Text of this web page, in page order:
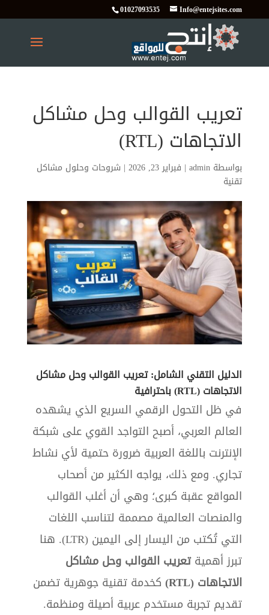
01027093535 Info@entejsites.com
تعريب القوالب وحل مشاكل
الاتجاهات (RTL)
بواسطة admin
| فبراير 23, 2026 | شروحات وحلول مشاكل
تقنية
الدليل التقني الشامل: تعريب القوالب وحل مشاكل
الاتجاهات (RTL) باحترافية
في ظل التحول الرقمي السريع الذي يشهده
العالم العربي، أصبح التواجد القوي على شبكة
الإنترنت باللغة العربية ضرورة حتمية لأي نشاط
تجاري. ومع ذلك، يواجه الكثير من أصحاب
المواقع عقبة كبرى؛ وهي أن أغلب القوالب
والمنصات العالمية مصممة لتناسب اللغات
التي تُكتب من اليسار إلى اليمين (LTR). هنا
تبرز أهميةتعريب القوالب وحل مشاكل
الاتجاهات (RTL)
كخدمة تقنية جوهرية تضمن
تقديم تجربة مستخدم عربية أصيلة ومنظمة.